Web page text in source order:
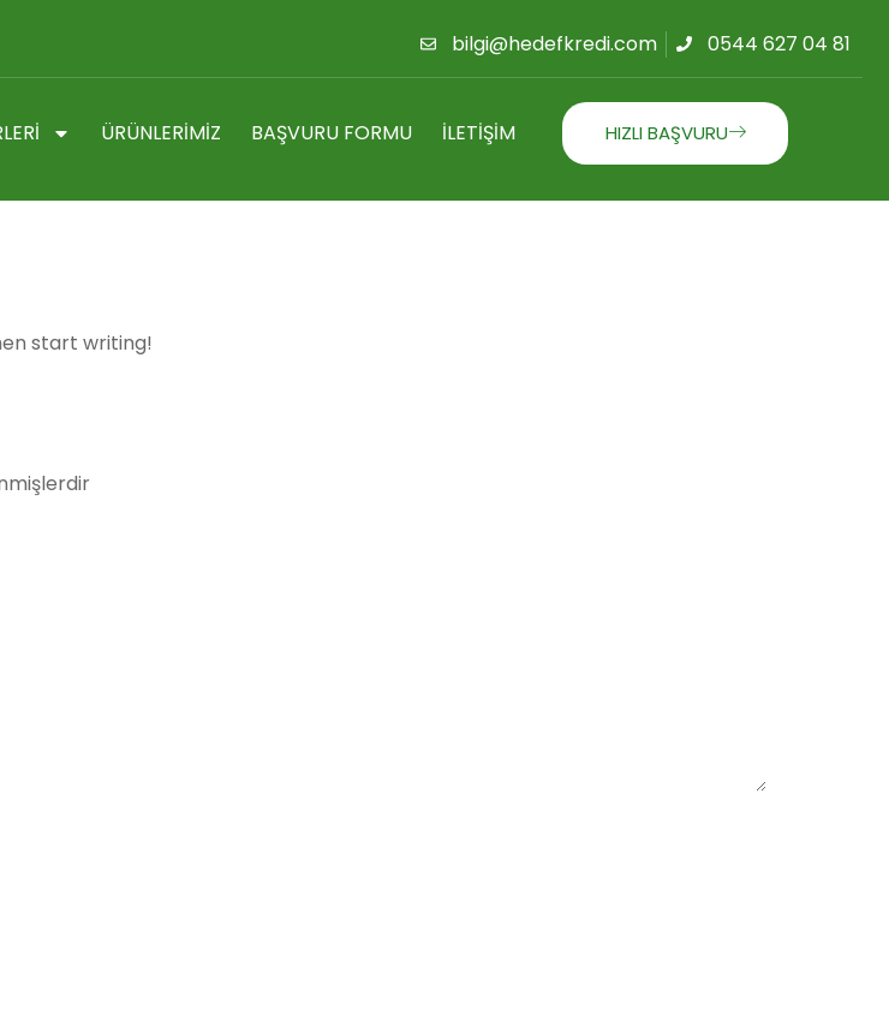
bilgi@hedefkredi.com 0544 627 04 81
ÜRÜNLERIMIZ BAŞVURU FORMU İLETIŞIM HIZLI BAŞVURU
start writing!